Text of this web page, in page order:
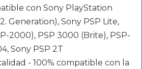
con Sony PlayStation
Generation), Sony PSP Lite,
2000), PSP 3000 (Brite), PSP-
Sony PSP 2T
- 100% compatible con la